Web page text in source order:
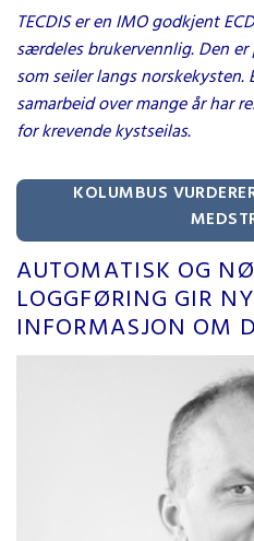
TECDIS er en IMO godkjent
særdeles brukervennlig. Den
som seiler langs
samarbeid over mange år har
for krevende kystseilas.
KOLUMBUS
AUTOMATISK OG
LOGGFØRING GIR
INFORMASJON OM